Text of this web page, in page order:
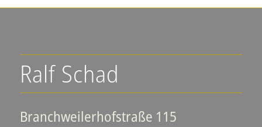
Ralf Schad
Branchweilerhofstraße 115